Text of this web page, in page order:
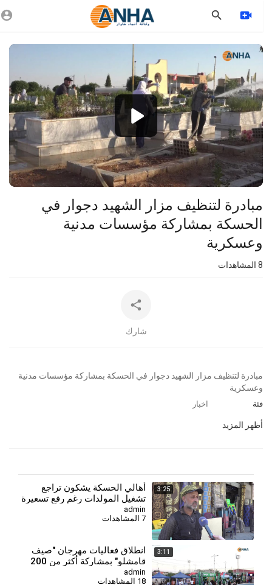
Video
Player
1080p
360p
240p
مبادرة لتنظيف مزار الشهيد دجوار في
الحسكة بمشاركة مؤسسات مدنية
وعسكرية
المشاهدات
شارك
⁣مبادرة لتنظيف مزار الشهيد دجوار في الحسكة بمشاركة مؤسسات مدنية
وعسكرية
فئة اخبار
أظهر المزيد
3:25
⁣أهالي الحسكة يشكون تراجع
تشغيل المولدات رغم رفع تسعيرة
الأمبير
admin
7 المشاهدات
3:11
انطلاق فعاليات مهرجان "صيف
قامشلو" بمشاركة أكثر من 200
شركة
admin
18 المشاهدات